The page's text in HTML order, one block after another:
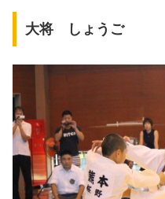
大将 しょうご